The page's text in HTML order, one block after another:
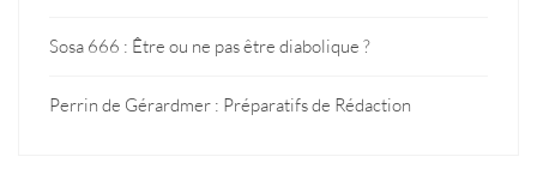
Sosa 666 : Être ou ne pas être diabolique ?
Perrin de Gérardmer : Préparatifs de Rédaction